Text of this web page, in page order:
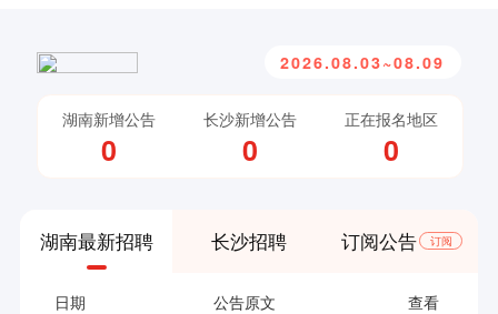
2026.08.03~08.09
湖南新增公告
0
长沙新增公告
0
正在报名地区
0
湖南最新招聘 长沙招聘 订阅公告 订阅
日期 公告原文 查看